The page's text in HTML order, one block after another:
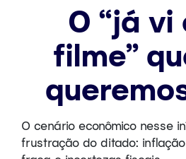
O “já vi
filme”
O cenário econômico nesse
frustração do ditado: